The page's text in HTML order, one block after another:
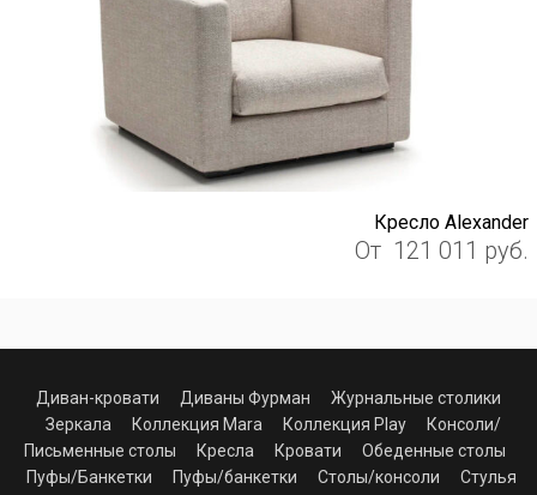
Кресло Alexander
От 121 011 руб.
Диван-кровати Диваны Фурман
Журнальные столики
Зеркала
Коллекция Mara Коллекция Play
Консоли/
Письменные столы
Кресла Кровати
Обеденные столы
Пуфы/Банкетки
Пуфы/банкетки Столы/консоли
Стулья